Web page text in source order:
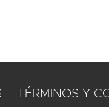
TÉRMINOS Y